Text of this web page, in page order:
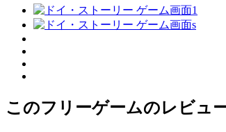
このフリーゲームのレビュ